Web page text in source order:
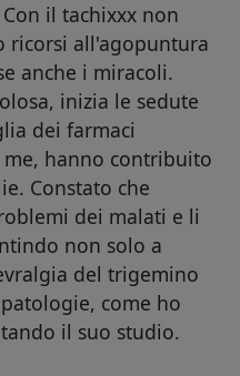
il tachixxx non
ricorsi all'agopuntura
anche i miracoli.
inizia le sedute
dei farmaci
hanno contribuito
Constato che
dei malati e li
non solo a
del trigemino
come ho
il suo studio.